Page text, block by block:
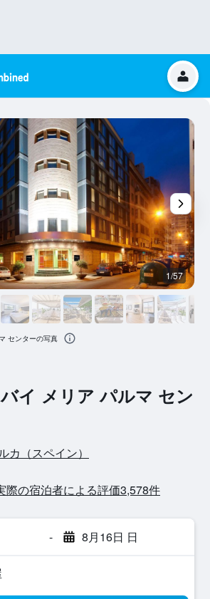
イ メリア パルマ セン
カ​（スペイン​）​
際の宿泊者による評価3,578​件
- 8月16日 日
1/57
センターの写真